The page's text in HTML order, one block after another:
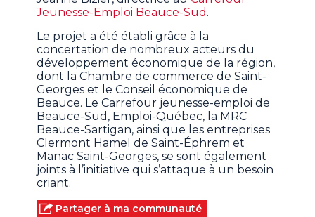
Jeunesse-Emploi Beauce-Sud .
Le projet a été établi grâce à la
concertation de nombreux acteurs du
développement économique de la région,
dont la Chambre de commerce de Saint-
Georges et le Conseil économique de
Beauce. Le Carrefour jeunesse-emploi de
Beauce-Sud, Emploi-Québec, la MRC
Beauce-Sartigan, ainsi que les entreprises
Clermont Hamel de Saint-Éphrem et
Manac Saint-Georges, se sont également
joints à l’initiative qui s’attaque à un besoin
criant.
Partager à ma communauté